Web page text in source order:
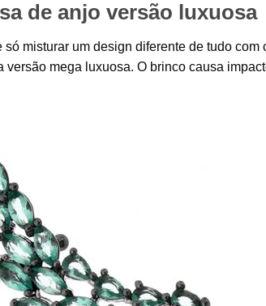
de anjo versão luxuosa
só misturar um design diferente de tudo
versão mega luxuosa. O brinco causa